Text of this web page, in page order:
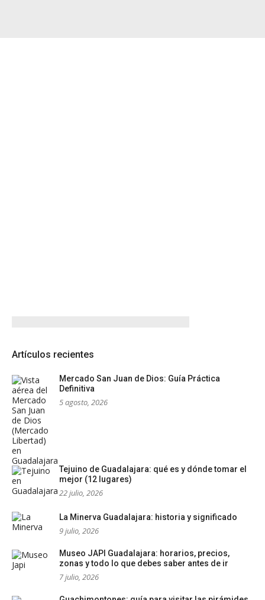
Artículos recientes
Mercado San Juan de Dios: Guía Práctica
Definitiva
5 agosto, 2026
Tejuino de Guadalajara: qué es y dónde tomar el
mejor (12 lugares)
22 julio, 2026
La Minerva Guadalajara: historia y significado
9 julio, 2026
Museo JAPI Guadalajara: horarios, precios,
zonas y todo lo que debes saber antes de ir
7 julio, 2026